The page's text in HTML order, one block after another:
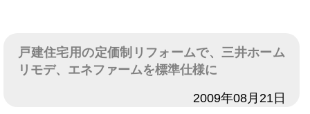
戸建住宅用の定価制リフォームで、三井ホーム
リモデ、エネファームを標準仕様に
2009年08月21日